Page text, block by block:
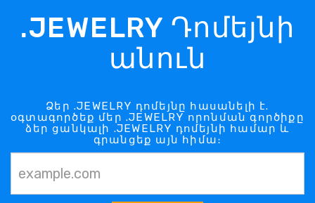
.JEWELRY Դոմեյնի
անուն
Ձեր .JEWELRY դոմեյնը հասանելի է.
օգտագործեք մեր .JEWELRY որոնման գործիքը
ձեր ցանկալի .JEWELRY դոմեյնի համար և
գրանցեք այն հիմա։